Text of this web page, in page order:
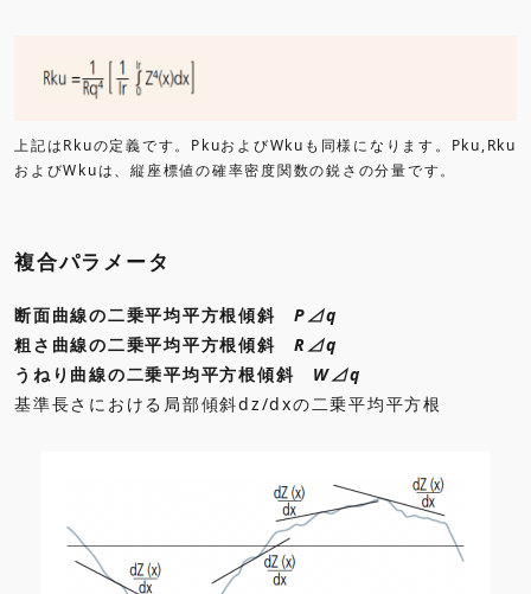
上記はRkuの定義です。PkuおよびWkuも同様になります。Pku,Rku
およびWkuは、縦座標値の確率密度関数の鋭さの分量です。
複合パラメータ
断面曲線の二乗平均平方根傾斜P⊿q
粗さ曲線の二乗平均平方根傾斜R⊿q
うねり曲線の二乗平均平方根傾斜 W⊿q
基準長さにおける局部傾斜dz/dxの二乗平均平方根